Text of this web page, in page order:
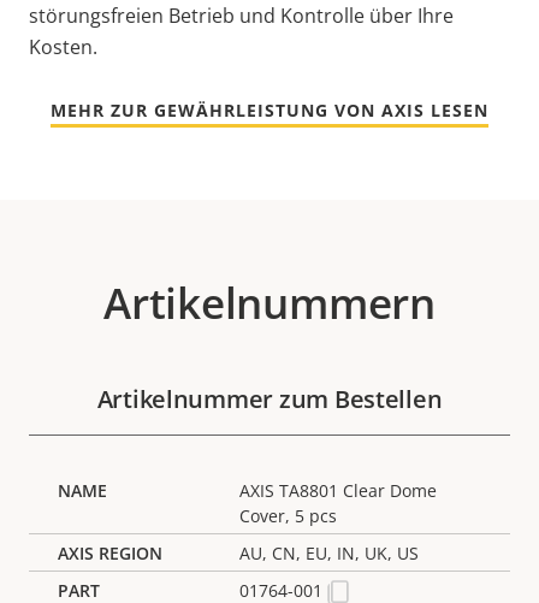
störungsfreien Betrieb und Kontrolle über Ihre
Kosten.
MEHR ZUR GEWÄHRLEISTUNG VON AXIS LESEN
Artikelnummern
Artikelnummer zum Bestellen
AXIS TA8801 Clear Dome
Cover, 5 pcs
AU, CN, EU, IN, UK, US
01764-001